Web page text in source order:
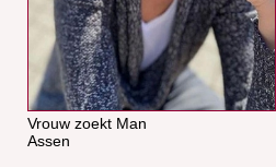
Vrouw zoekt Man
Assen